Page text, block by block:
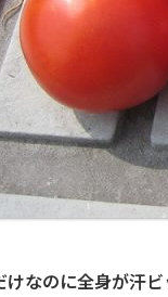
なのに全身が汗ビ